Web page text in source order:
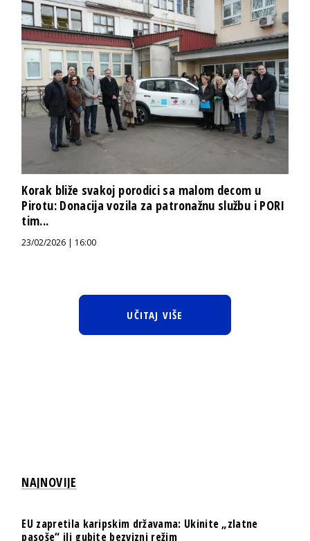
Korak bliže svakoj porodici sa malom decom u
Pirotu: Donacija vozila za patronažnu službu i PORI
tim...
23/02/2026 | 16:00
UČITAJ VIŠE
NAJNOVIJE
EU zapretila karipskim državama: Ukinite „zlatne
pasoše“ ili gubite bezvizni režim